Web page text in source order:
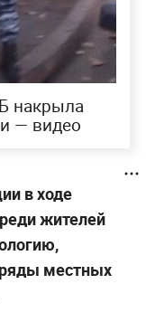
накрыла
— видео
в ходе
жителей
ряды местных